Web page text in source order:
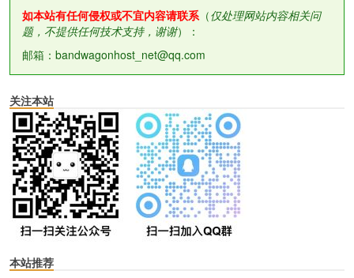
如本站有任何侵权或不宜内容请联系（仅处理网站内容相关问
题，不提供任何技术支持，谢谢）：
邮箱：bandwagonhost_net@qq.com
关注本站
本站推荐